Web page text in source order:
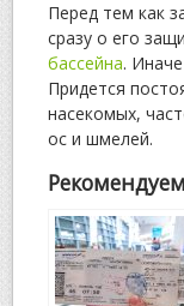
Перед тем как
сразу о его
бассейна.
Придется
насекомых,
ос и шмелей.